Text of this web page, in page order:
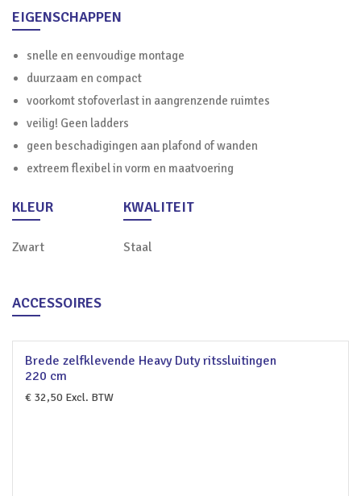
EIGENSCHAPPEN
snelle en eenvoudige montage
duurzaam en compact
voorkomt stofoverlast in aangrenzende ruimtes
veilig! Geen ladders
geen beschadigingen aan plafond of wanden
extreem flexibel in vorm en maatvoering
KLEUR
Zwart
KWALITEIT
Staal
ACCESSOIRES
Brede zelfklevende Heavy Duty ritssluitingen
220 cm
€ 32,50 Excl. BTW